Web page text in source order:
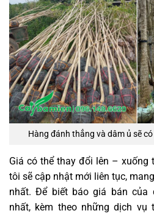
Hàng đánh thẳng và dâm ủ sẽ
Giá có thể thay đổi lên – xuống
tôi sẽ cập nhật mới liên tục,
nhất. Để biết báo giá bán của
nhất, kèm theo những dịch vụ